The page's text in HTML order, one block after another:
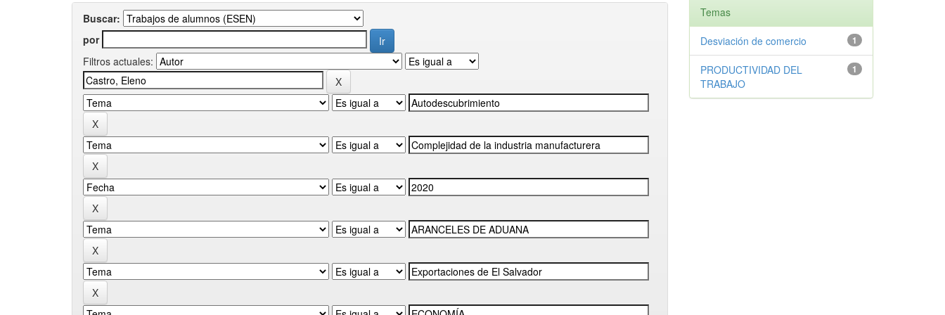
Buscar:
por
Filtros actuales:
Temas
1
Desviación de comercio
1
PRODUCTIVIDAD DEL
TRABAJO